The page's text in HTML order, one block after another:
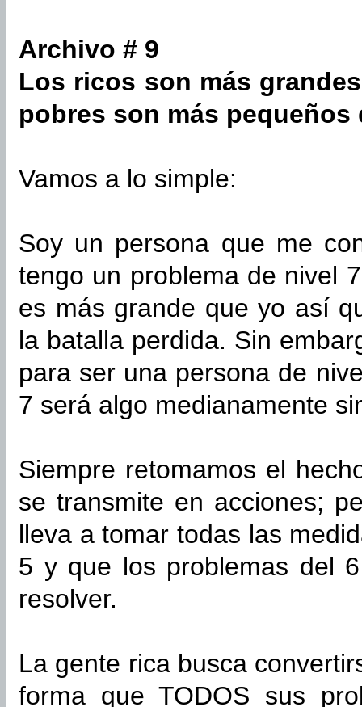
Archivo # 9
Los ricos son más
pobres son más
Vamos a lo simple:
Soy un persona que me
tengo un problema de nivel
es más grande que yo así
la batalla perdida. Sin
para ser una persona de
7 será algo medianamente
Siempre retomamos el
se transmite en acciones;
lleva a tomar todas las
5 y que los problemas del
resolver.
La gente rica busca
forma que TODOS sus